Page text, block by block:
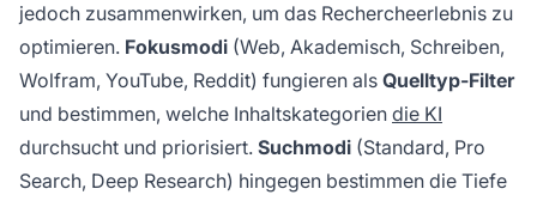
jedoch zusammenwirken, um das Rechercheerlebnis zu
optimieren. Fokusmodi (Web, Akademisch, Schreiben,
Wolfram, YouTube, Reddit) fungieren als Quelltyp-Filter
und bestimmen, welche Inhaltskategorien die KI
durchsucht und priorisiert. Suchmodi (Standard, Pro
Search, Deep Research) hingegen bestimmen die Tiefe